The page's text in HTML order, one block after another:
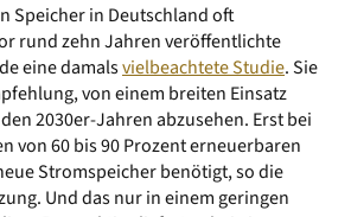
Speicher in Deutschland oft
rund zehn Jahren veröffentlichte
eine damalsvielbeachtete Studie. Sie
von einem breiten Einsatz
2030er-Jahren abzusehen. Erst bei
von 60 bis 90 Prozent erneuerbaren
Stromspeicher benötigt, so die
Und das nur in einem geringen